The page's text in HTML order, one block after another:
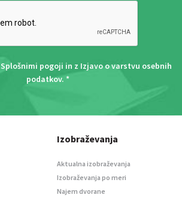
Splošnimi pogoji in z Izjavo o varstvu osebnih
podatkov. *
Izobraževanja
Aktualna izobraževanja
Izobraževanja po meri
Najem dvorane